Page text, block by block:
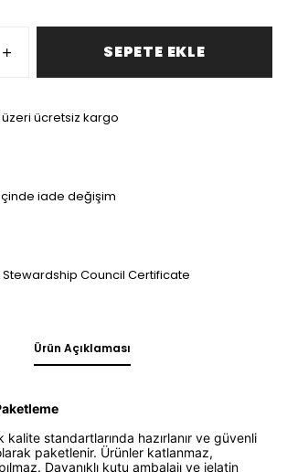
SEPETE EKLE
üzeri ücretsiz kargo
iade değişim
Stewardship Council Certificate
Ürün Açıklaması
kalite standartlarında hazırlanır ve güvenli
paketlenir. Ürünler katlanmaz,
Dayanıklı kutu ambalajı ve jelatin